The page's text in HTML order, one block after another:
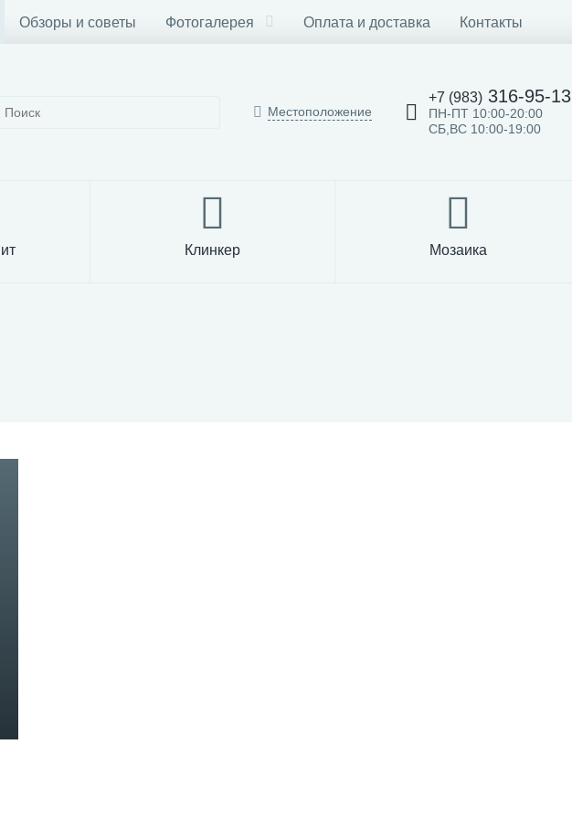
Обзоры и советы Фотогалерея Оплата и доставка Контакты
Местоположение
+7 (983) 316-95-13
ПН-ПТ 10:00-20:00
СБ,ВС 10:00-19:00
Клинкер Мозаика